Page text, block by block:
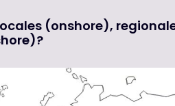
(onshore),